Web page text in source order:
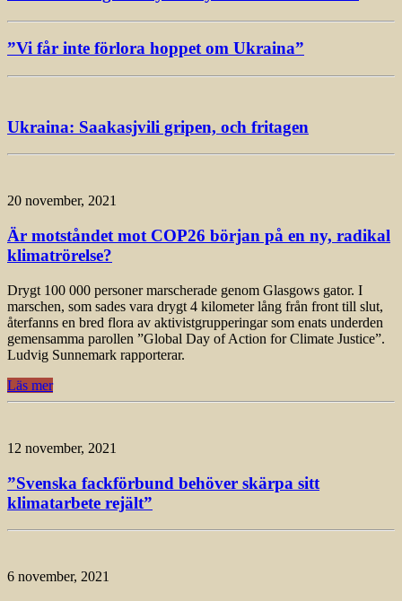
”Vi får inte förlora hoppet om Ukraina”
Ukraina: Saakasjvili gripen, och fritagen
20 november, 2021
Är motståndet mot COP26 början på en ny, radikal
klimatrörelse?
Drygt 100 000 personer marscherade genom Glasgows gator. I
marschen, som sades vara drygt 4 kilometer lång från front till slut,
återfanns en bred flora av aktivistgrupperingar som enats underden
gemensamma parollen ”Global Day of Action for Climate Justice”.
Ludvig Sunnemark rapporterar.
Läs mer
12 november, 2021
”Svenska fackförbund behöver skärpa sitt
klimatarbete rejält”
6 november, 2021